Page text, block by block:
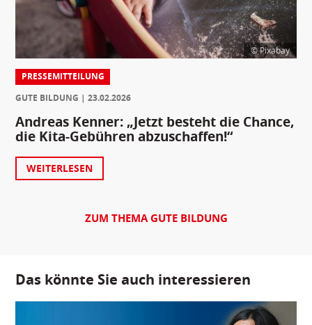
© Pixabay
PRESSEMITTEILUNG
GUTE BILDUNG
23.02.2026
Andreas Kenner: „Jetzt besteht die Chance,
die Kita-Gebühren abzuschaffen!“
WEITERLESEN
ZUM THEMA GUTE BILDUNG
Das könnte Sie auch interessieren